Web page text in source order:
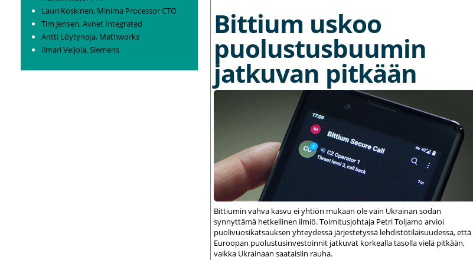
Lauri Koskinen, Minima Processor CTO
Tim Jensen, Avnet Integrated
Antti Löytynoja, Mathworks
Ilmari Veijola, Siemens
Bittium uskoo
puolustusbuumin
jatkuvan pitkään
Bittiumin vahva kasvu ei yhtiön mukaan ole vain Ukrainan sodan
synnyttämä hetkellinen ilmiö. Toimitusjohtaja Petri Toljamo arvioi
puolivuosikatsauksen yhteydessä järjestetyssä lehdistötilaisuudessa, että
Euroopan puolustusinvestoinnit jatkuvat korkealla tasolla vielä pitkään,
vaikka Ukrainaan saataisiin rauha.